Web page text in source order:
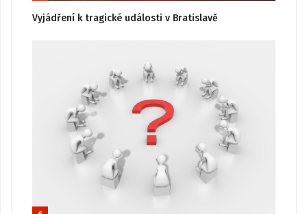
Vyjádření k tragické události v Bratislavě